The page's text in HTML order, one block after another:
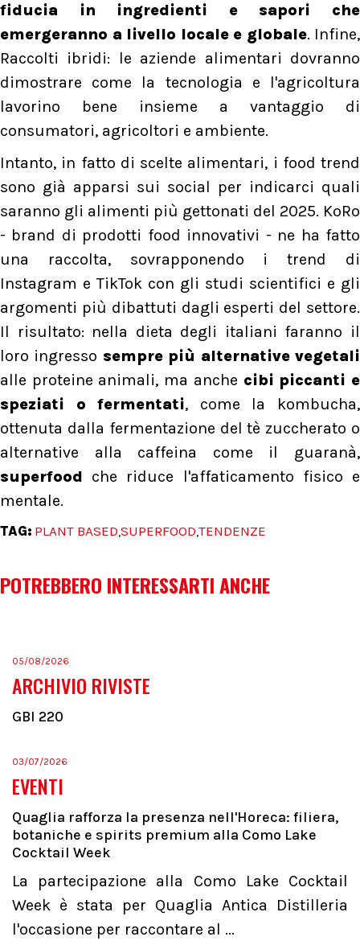
fiducia in ingredienti e sapori che
emergeranno a livello locale e globale. Infine,
Raccolti ibridi: le aziende alimentari dovranno
dimostrare come la tecnologia e l'agricoltura
lavorino bene insieme a vantaggio di
consumatori, agricoltori e ambiente.
Intanto, in fatto di scelte alimentari, i food trend
sono già apparsi sui social per indicarci quali
saranno gli alimenti più gettonati del 2025. KoRo
- brand di prodotti food innovativi - ne ha fatto
una raccolta, sovrapponendo i trend di
Instagram e TikTok con gli studi scientifici e gli
argomenti più dibattuti dagli esperti del settore.
Il risultato: nella dieta degli italiani faranno il
loro ingresso sempre più alternative vegetali
alle proteine animali, ma anche cibi piccanti e
speziati o fermentati, come la kombucha,
ottenuta dalla fermentazione del tè zuccherato o
alternative alla caffeina come il guaranà,
superfood che riduce l'affaticamento fisico e
mentale.
TAG: PLANT BASED,SUPERFOOD,TENDENZE
POTREBBERO INTERESSARTI ANCHE
05/08/2026
ARCHIVIO RIVISTE
GBI 220
03/07/2026
EVENTI
Quaglia rafforza la presenza nell'Horeca: filiera,
botaniche e spirits premium alla Como Lake
Cocktail Week
La partecipazione alla Como Lake Cocktail
Week è stata per Quaglia Antica Distilleria
l'occasione per raccontare al ...